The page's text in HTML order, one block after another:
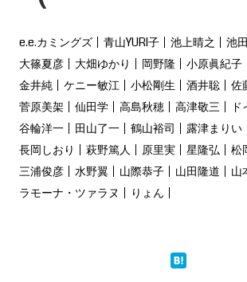
e.e.カミングズ 青山YURI子 池上晴之 池
大篠夏彦
大畑ゆかり 岡野隆 小原眞紀子
金井純
ケニー敏江 小松剛生 酒井聡 佐
菅原美架
仙田学 高島秋穂 高津敬三
谷輪洋一
田山了一 鶴山裕司 露津まりい
長岡しおり
萩野篤人 原里実 星隆弘 松
三浦俊彦
水野翼 山際恭子 山田隆道
山
ラモーナ・ツァラヌ
りょん